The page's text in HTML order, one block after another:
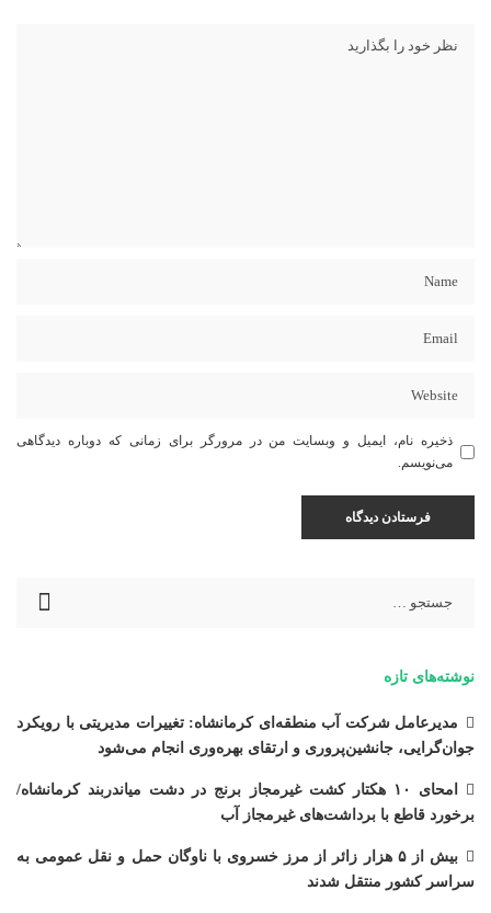
ذخیره نام، ایمیل و وبسایت من در مرورگر برای زمانی که دوباره دیدگاهی
می‌نویسم.
نوشته‌های تازه
مدیرعامل شرکت آب منطقه‌ای کرمانشاه: تغییرات مدیریتی با رویکرد
جوان‌گرایی، جانشین‌پروری و ارتقای بهره‌وری انجام می‌شود
امحای ۱۰ هکتار کشت غیرمجاز برنج در دشت میاندربند کرمانشاه/
برخورد قاطع با برداشت‌های غیرمجاز آب
بیش از ۵ هزار زائر از مرز خسروی با ناوگان حمل‌ و نقل عمومی به
سراسر کشور منتقل شدند